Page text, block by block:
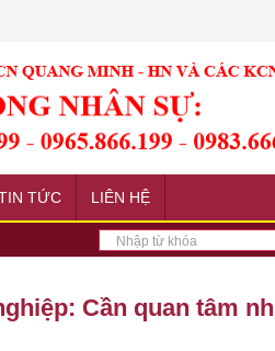
TỨC LIÊN HỆ
Cần quan tâm